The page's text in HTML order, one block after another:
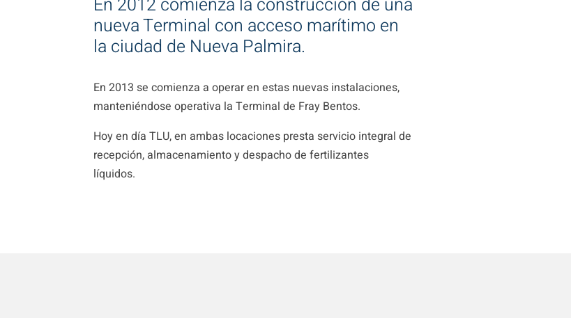
En 2012 comienza la construcción de una
nueva Terminal con acceso marítimo en
la ciudad de Nueva Palmira.
En 2013 se comienza a operar en estas nuevas instalaciones,
manteniéndose operativa la Terminal de Fray Bentos.
Hoy en día TLU, en ambas locaciones presta servicio integral de
recepción, almacenamiento y despacho de fertilizantes
líquidos.